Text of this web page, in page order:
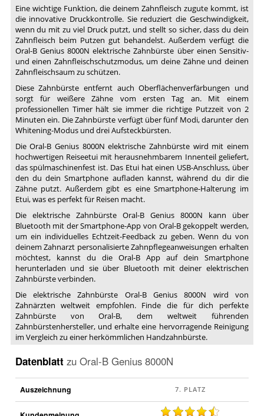
Eine wichtige Funktion, die deinem Zahnfleisch zugute kommt, ist
die innovative Druckkontrolle. Sie reduziert die Geschwindigkeit,
wenn du mit zu viel Druck putzt, und stellt so sicher, dass du dein
Zahnfleisch beim Putzen gut behandelst. Außerdem verfügt die
Oral-B Genius 8000N elektrische Zahnbürste über einen Sensitiv-
und einen Zahnfleischschutzmodus, um deine Zähne und deinen
Zahnfleischsaum zu schützen.
Diese Zahnbürste entfernt auch Oberflächenverfärbungen und
sorgt für weißere Zähne vom ersten Tag an. Mit einem
professionellen Timer hält sie immer die richtige Putzzeit von 2
Minuten ein. Die Zahnbürste verfügt über fünf Modi, darunter den
Whitening-Modus und drei Aufsteckbürsten.
Die Oral-B Genius 8000N elektrische Zahnbürste wird mit einem
hochwertigen Reiseetui mit herausnehmbarem Innenteil geliefert,
das spülmaschinenfest ist. Das Etui hat einen USB-Anschluss, über
den du dein Smartphone aufladen kannst, während du dir die
Zähne putzt. Außerdem gibt es eine Smartphone-Halterung im
Etui, was es perfekt für Reisen macht.
Die elektrische Zahnbürste Oral-B Genius 8000N kann über
Bluetooth mit der Smartphone-App von Oral-B gekoppelt werden,
um ein individuelles Echtzeit-Feedback zu geben. Wenn du von
deinem Zahnarzt personalisierte Zahnpflegeanweisungen erhalten
möchtest, kannst du die Oral-B App auf dein Smartphone
herunterladen und sie über Bluetooth mit deiner elektrischen
Zahnbürste verbinden.
Die elektrische Zahnbürste Oral-B Genius 8000N wird von
Zahnärzten weltweit empfohlen. Finde die für dich perfekte
Zahnbürste von Oral-B, dem weltweit führenden
Zahnbürstenhersteller, und erhalte eine hervorragende Reinigung
im Vergleich zu einer herkömmlichen Handzahnbürste.
Datenblatt zu Oral-B Genius 8000N
Auszeichnung